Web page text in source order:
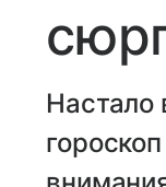
Настало